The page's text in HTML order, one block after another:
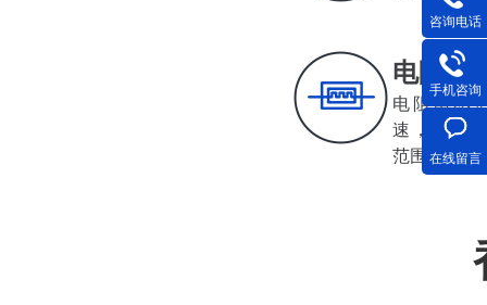
电阻/电
电阻电感值
速，批量一
范围小
咨询电话
手机咨询
在线留言